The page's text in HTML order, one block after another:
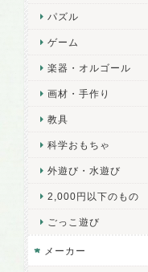
パズル
ゲーム
楽器・オルゴール
画材・手作り
教具
科学おもちゃ
外遊び・水遊び
2,000円以下のもの
ごっこ遊び
メーカー